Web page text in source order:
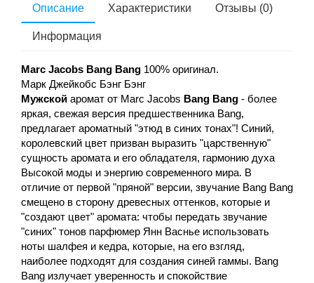
Описание Характеристики Отзывы (0)
Информация
Marc Jacobs Bang Bang 100% оригинал.
Марк Джейкобс Бэнг Бэнг
Мужской аромат от Marc Jacobs Bang Bang - более
яркая, свежая версия предшественника Bang,
предлагает ароматный "этюд в синих тонах"! Синий,
королевский цвет призван выразить "царственную"
сущность аромата и его обладателя, гармонию духа
Высокой моды и энергию современного мира. В
отличие от первой "пряной" версии, звучание Bang Bang
смещено в сторону древесных оттенков, которые и
"создают цвет" аромата: чтобы передать звучание
"синих" тонов парфюмер Янн Васнье использовать
ноты шалфея и кедра, которые, на его взгляд,
наиболее подходят для создания синей гаммы. Bang
Bang излучает уверенность и спокойствие